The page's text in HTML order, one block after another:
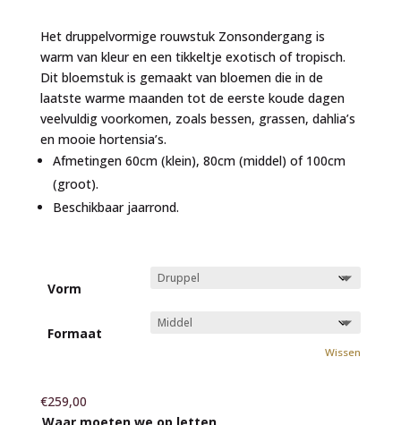
tot
€759,00
Het druppelvormige rouwstuk Zonsondergang is
warm van kleur en een tikkeltje exotisch of tropisch.
Dit bloemstuk is gemaakt van bloemen die in de
laatste warme maanden tot de eerste koude dagen
veelvuldig voorkomen, zoals bessen, grassen, dahlia’s
en mooie hortensia’s.
Afmetingen 60cm (klein), 80cm (middel) of 100cm
(groot).
Beschikbaar jaarrond.
Vorm
Formaat
Wissen
€259,00